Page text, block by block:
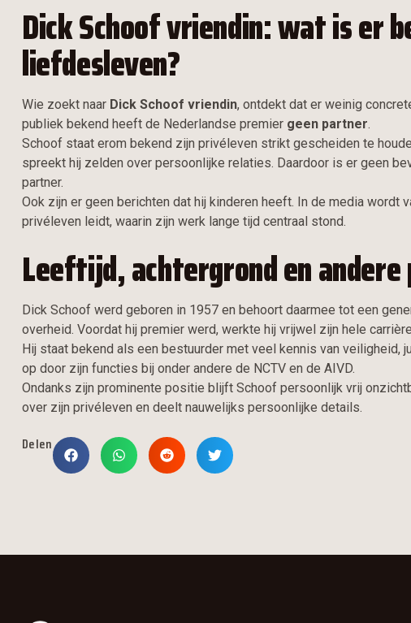
Dick Schoof vriendin: wat is er
liefdesleven?
Wie zoekt naar Dick Schoof vriendin, ontdekt dat er weinig
publiek bekend heeft de Nederlandse premier geen partner.
Schoof staat erom bekend zijn privéleven strikt gescheiden te
spreekt hij zelden over persoonlijke relaties. Daardoor is er geen
partner.
Ook zijn er geen berichten dat hij kinderen heeft. In de media wordt
privéleven leidt, waarin zijn werk lange tijd centraal stond.
Leeftijd, achtergrond en
Dick Schoof werd geboren in 1957 en behoort daarmee tot een
overheid. Voordat hij premier werd, werkte hij vrijwel zijn hele
Hij staat bekend als een bestuurder met veel kennis van
op door zijn functies bij onder andere de NCTV en de AIVD.
Ondanks zijn prominente positie blijft Schoof persoonlijk vrij
over zijn privéleven en deelt nauwelijks persoonlijke details.
Delen